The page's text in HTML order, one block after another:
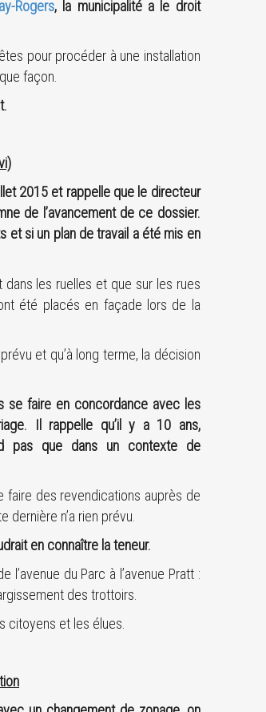
Rogers, la municipalité a le droit
pour procéder à une installation
façon.
2015 et rappelle que le directeur
de l’avancement de ce dossier.
et si un plan de travail a été mis en
les ruelles et que sur les rues
été placés en façade lors de la
et qu’à long terme, la décision
se faire en concordance avec les
Il rappelle qu’il y a 10 ans,
pas que dans un contexte de
faire des revendications auprès de
n’a rien prévu.
en connaître la teneur.
du Parc à l’avenue Pratt :
des trottoirs.
citoyens et les élues.